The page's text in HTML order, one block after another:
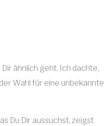
Dir ähnlich geht. Ich dachte,
Wahl für eine unbekannte
Du Dir aussuchst, zeigst